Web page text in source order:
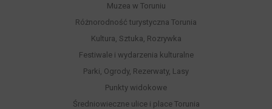
Muzea w Toruniu
Różnorodność turystyczna Torunia
Kultura, Sztuka, Rozrywka
Festiwale i wydarzenia kulturalne
Parki, Ogrody, Rezerwaty, Lasy
Punkty widokowe
Średniowieczne ulice i place Torunia